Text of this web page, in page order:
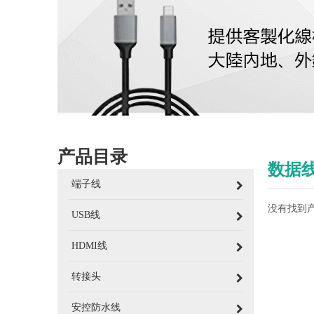
产品目录
端子线
USB线
HDMI线
转接头
安控防水线
数据
没有找到